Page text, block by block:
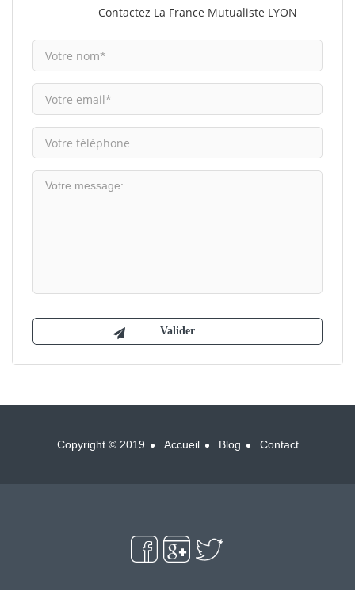
Contactez La France Mutualiste LYON
Copyright © 2019 Accueil Blog Contact